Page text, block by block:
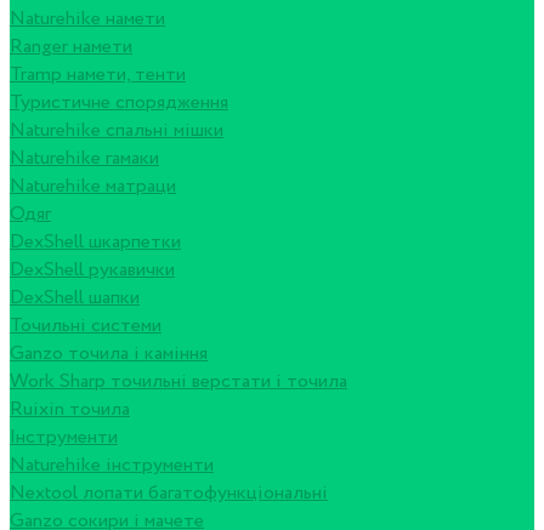
Naturehike намети
Ranger намети
Tramp намети, тенти
Туристичне спорядження
Naturehike спальні мішки
Naturehike гамаки
Naturehike матраци
Одяг
DexShell шкарпетки
DexShell рукавички
DexShell шапки
Точильні системи
Ganzo точила і каміння
Work Sharp точильні верстати і точила
Ruixin точила
Інструменти
Naturehike інструменти
Nextool лопати багатофункціональні
Ganzo сокири і мачете